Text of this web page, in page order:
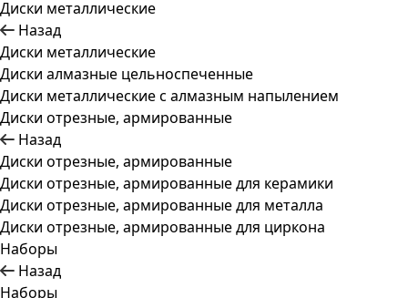
Диски металлические
Назад
Диски металлические
Диски алмазные цельноспеченные
Диски металлические с алмазным напылением
Диски отрезные, армированные
Назад
Диски отрезные, армированные
Диски отрезные, армированные для керамики
Диски отрезные, армированные для металла
Диски отрезные, армированные для циркона
Наборы
Назад
Наборы